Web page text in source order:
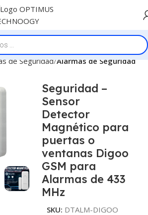
de Seguridad Alarmas de Seguridad
Seguridad –
Sensor
Detector
Magnético para
puertas o
ventanas Digoo
GSM para
Alarmas de 433
MHz
SKU: DTALM-DIGOO